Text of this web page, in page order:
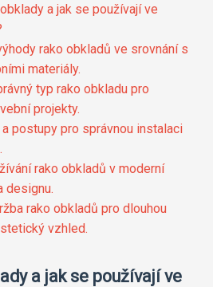
a jak se používají ve
rako obkladů ve srovnání s
materiály.
typ rako obkladu pro
projekty.
postupy pro správnou instalaci
rako obkladů v moderní
designu.
rako obkladů pro dlouhou
vzhled.
a jak se používají ve